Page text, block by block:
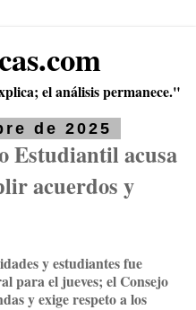
el análisis permanece."
de 2025
Estudiantil acusa
acuerdos y
y estudiantes fue
para el jueves; el Consejo
y exige respeto a los